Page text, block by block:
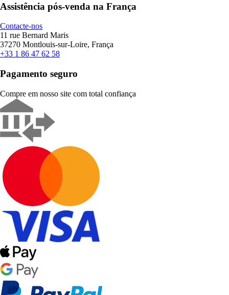
Assistência pós-venda na França
Contacte-nos
11 rue Bernard Maris
37270 Montlouis-sur-Loire, França
+33 1 86 47 62 58
Pagamento seguro
Compre em nosso site com total confiança